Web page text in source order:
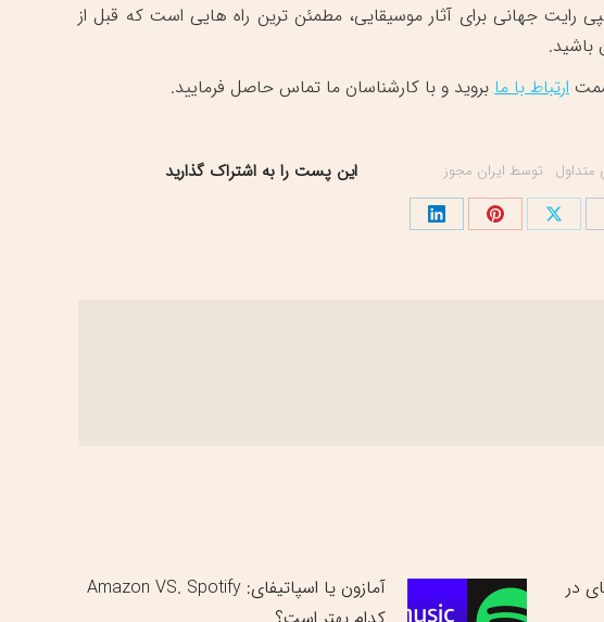
رایت جهانی برای آثار موسیقایی، مطمئن ترین راه هایی است که قبل از
باشید.
ارتباط با ما بروید و با کارشناسان ما تماس حاصل فرمایید.
توسط ایران مجوز این پست را به اشتراک گذارید
اشتراک اشتراک اشتراک
در
آمازون یا اسپاتیفای: Amazon VS. Spotify